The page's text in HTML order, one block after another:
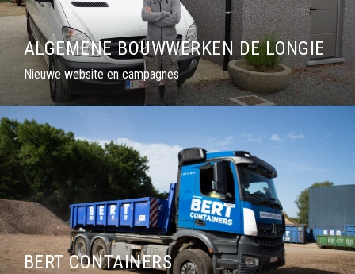
ALGEMENE BOUWWERKEN DE LONGIE
Nieuwe website en campagnes
BERT CONTAINERS